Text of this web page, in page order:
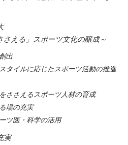
える」スポーツ文化の醸成～
出
タイルに応じたスポーツ活動の推進
ささえるスポーツ人材の育成
場の充実
ツ医・科学の活用
実